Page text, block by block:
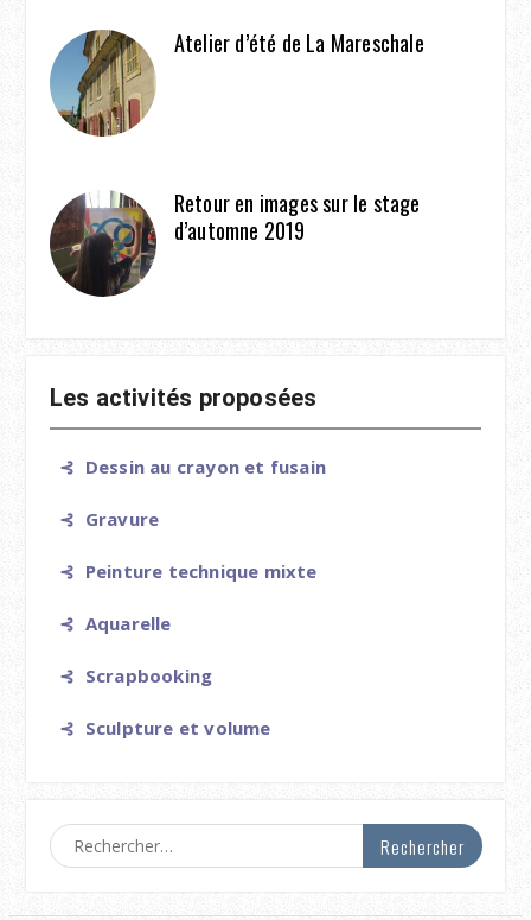
Atelier d’été de La Mareschale
Retour en images sur le stage
d’automne 2019
Les activités proposées
⊰ Dessin au crayon et fusain
⊰ Gravure
⊰ Peinture technique mixte
⊰ Aquarelle
⊰ Scrapbooking
⊰ Sculpture et volume
Rechercher :